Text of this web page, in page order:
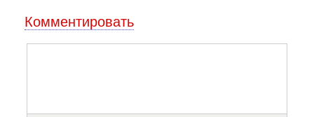
Комментировать